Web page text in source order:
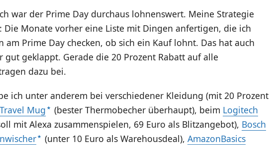
war der Prime Day durchaus lohnenswert. Meine Strategie
Die Monate vorher eine Liste mit Dingen anfertigen, die ich
am Prime Day checken, ob sich ein Kauf lohnt. Das hat auch
gut geklappt. Gerade die 20 Prozent Rabatt auf alle
dazu bei.
ich unter anderem bei verschiedener Kleidung (mit 20 Prozent
Travel Mug (bester Thermobecher überhaupt), beim Logitech
mit Alexa zusammenspielen, 69 Euro als Blitzangebot), Bosch
(unter 10 Euro als Warehousdeal), AmazonBasics